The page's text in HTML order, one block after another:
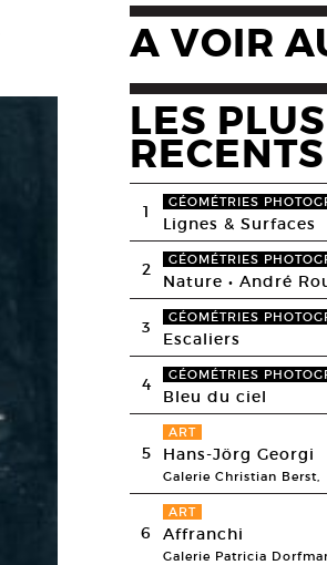
A VOIR
LES PLUS
RECENTS
1 GÉOMÉTRIES
Lignes & Surfaces
2 GÉOMÉTRIES
Nature • André
3 GÉOMÉTRIES
Escaliers
4 GÉOMÉTRIES
Bleu du ciel
5
ART
Hans-Jörg Georgi
Galerie Christian Berst,
6
ART
Affranchi
Galerie Patricia